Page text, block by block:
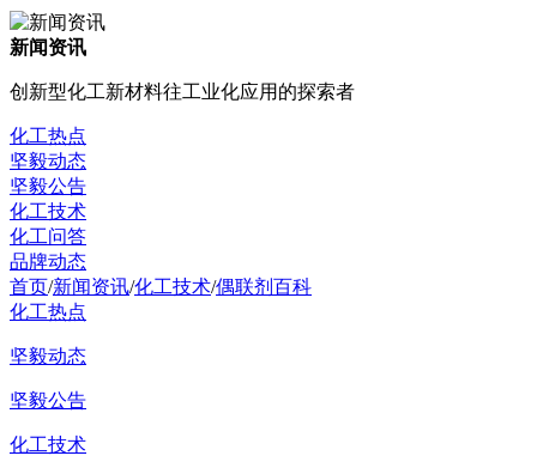
新闻资讯
创新型化工新材料往工业化应用的探索者
化工热点
坚毅动态
坚毅公告
化工技术
化工问答
品牌动态
首页/新闻资讯/化工技术/偶联剂百科
化工热点
坚毅动态
坚毅公告
化工技术